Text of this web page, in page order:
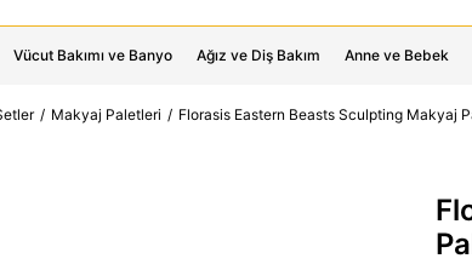
Vücut Bakımı ve Banyo Ağız ve Diş Bakım Anne ve Bebek
Makyaj Paletleri Florasis Eastern Beasts Sculpting Makyaj